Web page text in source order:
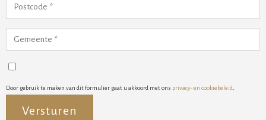
Door gebruik te maken van dit formulier gaat u akkoord met ons privacy- en cookiebeleid